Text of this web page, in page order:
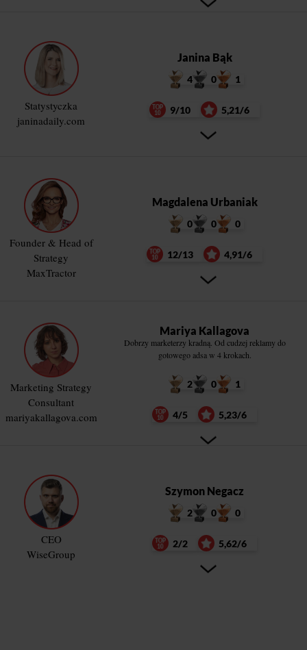
Statystyczka
janinadaily.com
Janina Bąk
4 0 1
9/10 5,21/6
Founder & Head of
Strategy
MaxTractor
Magdalena Urbaniak
0 0 0
12/13 4,91/6
Marketing Strategy
Consultant
mariyakallagova.com
Mariya Kallagova
Dobrzy marketerzy kradną. Od cudzej reklamy do
gotowego adsa w 4 krokach.
2 0 1
4/5 5,23/6
CEO
WiseGroup
Szymon Negacz
2 0 0
2/2 5,62/6